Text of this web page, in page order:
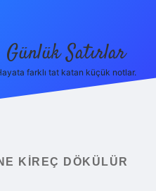
Günlük Satırlar
farklı tat katan küçük notlar.
KIREÇ DÖKÜLÜR